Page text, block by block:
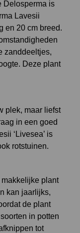
Delosperma is
Lavesii
en 20 cm breed.
zanddeeltjes,
Deze plant
plek, maar liefst
in een goed
‘Livesea’ is
rotstuinen.
makkelijke plant
kan jaarlijks,
de plant
in potten
tot